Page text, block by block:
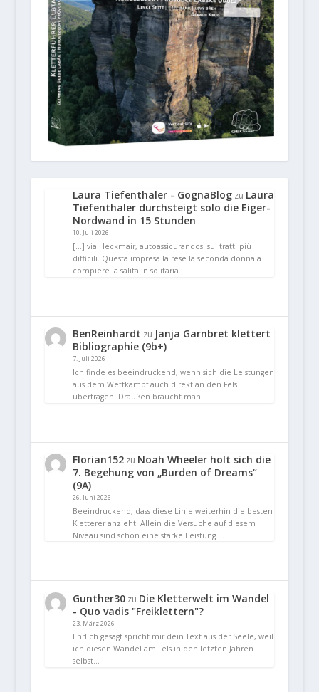
Laura Tiefenthaler - GognaBlogzu Laura
Tiefenthaler durchsteigt solo die Eiger-
Nordwand in 15 Stunden
10. Juli 2026
[…] via Heckmair, autoassicurandosi sui tratti più
difficili. Questa impresa la rese la seconda donna a
compiere la salita in solitaria…
BenReinhardt zu Janja Garnbret klettert
Bibliographie (9b+)
7. Juli 2026
Ich finde es beeindruckend, wenn sich die Leistungen
aus dem Wettkampf auch direkt an den Fels
übertragen. Draußen braucht man…
Florian152zu Noah Wheeler holt sich die
7. Begehung von „Burden of Dreams“
(9A)
26. Juni 2026
Beeindruckend, dass diese Linie weiterhin die besten
Kletterer anzieht. Allein die Versuche auf diesem
Niveau sind schon eine starke Leistung.…
Gunther30zu Die Kletterwelt im Wandel
- Quo vadis "Freiklettern"?
23. März 2026
Ehrlich gesagt spricht mir dein Text aus der Seele, weil
ich diesen Wandel am Fels in den letzten Jahren
selbst…